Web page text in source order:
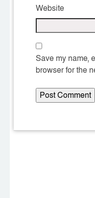
Website
Save my name,
browser for the